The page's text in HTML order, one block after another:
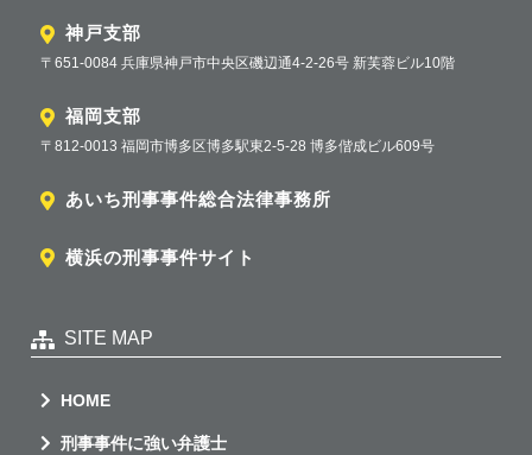
神戸支部
〒651-0084 兵庫県神戸市中央区磯辺通4-2-26号 新芙蓉ビル10階
福岡支部
〒812-0013 福岡市博多区博多駅東2-5-28 博多偕成ビル609号
あいち刑事事件総合法律事務所
横浜の刑事事件サイト
SITE MAP
HOME
刑事事件に強い弁護士